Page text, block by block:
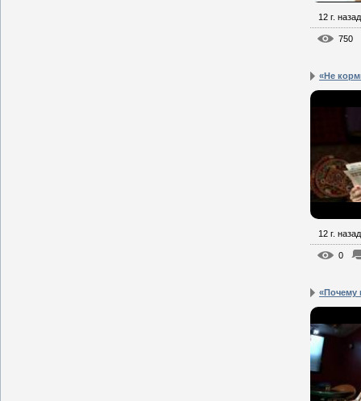
12 г. назад
750
«Не
12 г. назад
0
«Почему